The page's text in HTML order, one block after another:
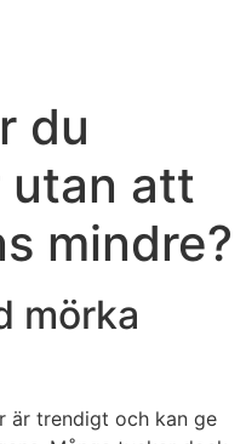
du
utan att
mindre?
mörka
är trendigt och kan ge